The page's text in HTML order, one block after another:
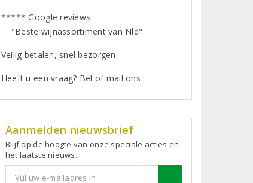
***** Google reviews
"Beste wijnassortiment van Nld"
Veilig betalen, snel bezorgen
Heeft u een vraag? Bel of mail ons
Aanmelden nieuwsbrief
Blijf op de hoogte van onze speciale acties en
het laatste nieuws.